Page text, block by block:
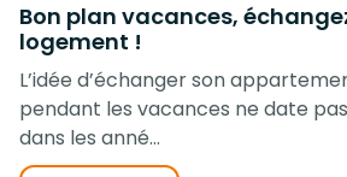
Bon plan vacances,
logement !
L’idée d’échanger son
pendant les vacances ne date
dans les anné...